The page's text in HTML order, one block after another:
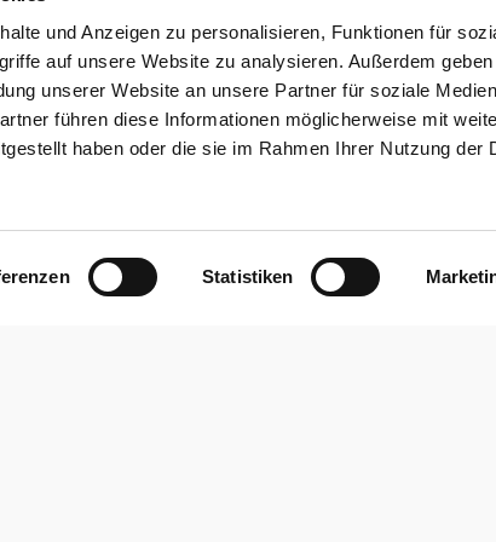
und Anzeigen zu personalisieren, Funktionen für
auf unsere Website zu analysieren. Außerdem
unserer Website an unsere Partner für soziale
führen diese Informationen möglicherweise mit
haben oder die sie im Rahmen Ihrer Nutzung der
Statistiken